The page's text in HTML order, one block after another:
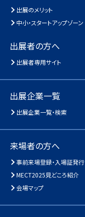
出展のメリット
中小・スタートアップゾーン
出展者の方へ
出展者専用サイト
出展企業一覧
出展企業一覧・検索
来場者の方へ
事前来場登録・入場証発行
MECT2025見どころ紹介
会場マップ